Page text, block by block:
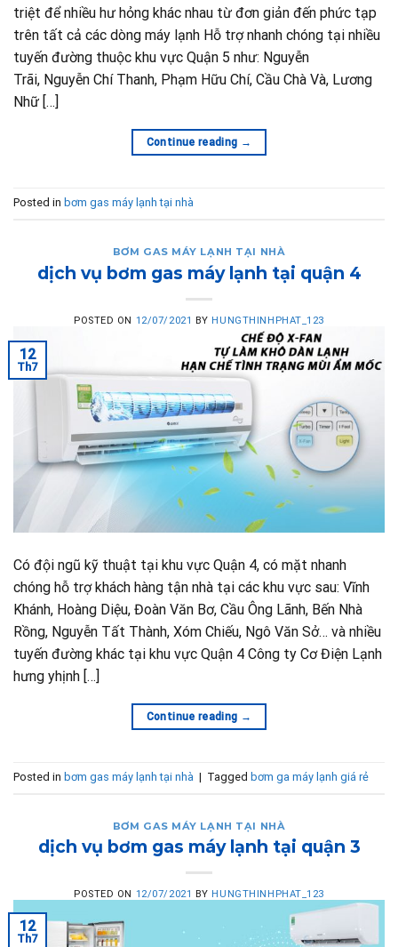
triệt để nhiều hư hỏng khác nhau từ đơn giản đến phức tạp
trên tất cả các dòng máy lạnh Hỗ trợ nhanh chóng tại nhiều
tuyến đường thuộc khu vực Quận 5 như: Nguyễn
Trãi, Nguyễn Chí Thanh, Phạm Hữu Chí, Cầu Chà Và, Lương
Nhữ […]
Continue reading →
Posted in bơm gas máy lạnh tại nhà
BƠM GAS MÁY LẠNH TẠI NHÀ
dịch vụ bơm gas máy lạnh tại quận 4
POSTED ON 12/07/2021 BY HUNGTHINHPHAT_123
12
Th7
Có đội ngũ kỹ thuật tại khu vực Quận 4, có mặt nhanh
chóng hỗ trợ khách hàng tận nhà tại các khu vực sau: Vĩnh
Khánh, Hoàng Diệu, Đoàn Văn Bơ, Cầu Ông Lãnh, Bến Nhà
Rồng, Nguyễn Tất Thành, Xóm Chiếu, Ngô Văn Sở… và nhiều
tuyến đường khác tại khu vực Quận 4 Công ty Cơ Điện Lạnh
hưng yhịnh […]
Continue reading →
Posted in bơm gas máy lạnh tại nhà | Tagged bơm ga máy lạnh giá rẻ
BƠM GAS MÁY LẠNH TẠI NHÀ
dịch vụ bơm gas máy lạnh tại quận 3
POSTED ON 12/07/2021 BY HUNGTHINHPHAT_123
12
Th7